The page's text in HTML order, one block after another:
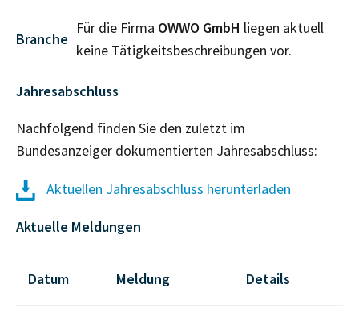
Branche
Für die Firma OWWO GmbH liegen aktuell
keine Tätigkeitsbeschreibungen vor.
Jahresabschluss
Nachfolgend finden Sie den zuletzt im
Bundesanzeiger dokumentierten Jahresabschluss:
Aktuellen Jahresabschluss herunterladen
Aktuelle Meldungen
Datum Meldung Details